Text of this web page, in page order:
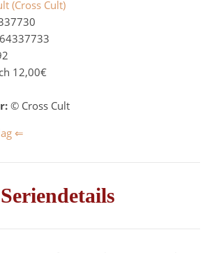
(Cross Cult)
12,00€
© Cross Cult
⇐
Seriendetails